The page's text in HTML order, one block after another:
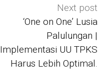
Next post
‘One on One’ Lusia
Palulungan |
Implementasi UU TPKS
Harus Lebih Optimal.